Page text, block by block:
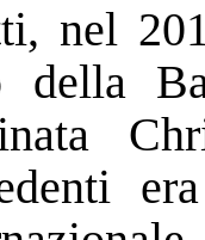
nel
della